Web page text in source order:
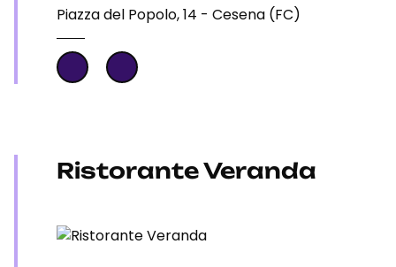
Piazza del Popolo, 14 - Cesena (FC)
Ristorante Veranda